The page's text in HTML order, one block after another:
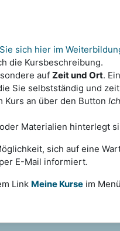
sich hier im
die Kursbeschreibung.
auf Zeit und Ort.
Sie selbstständig und
Kurs an über den Button
Materialien hinterlegt
sich auf eine
E-Mail informiert.
Link Meine Kurse im